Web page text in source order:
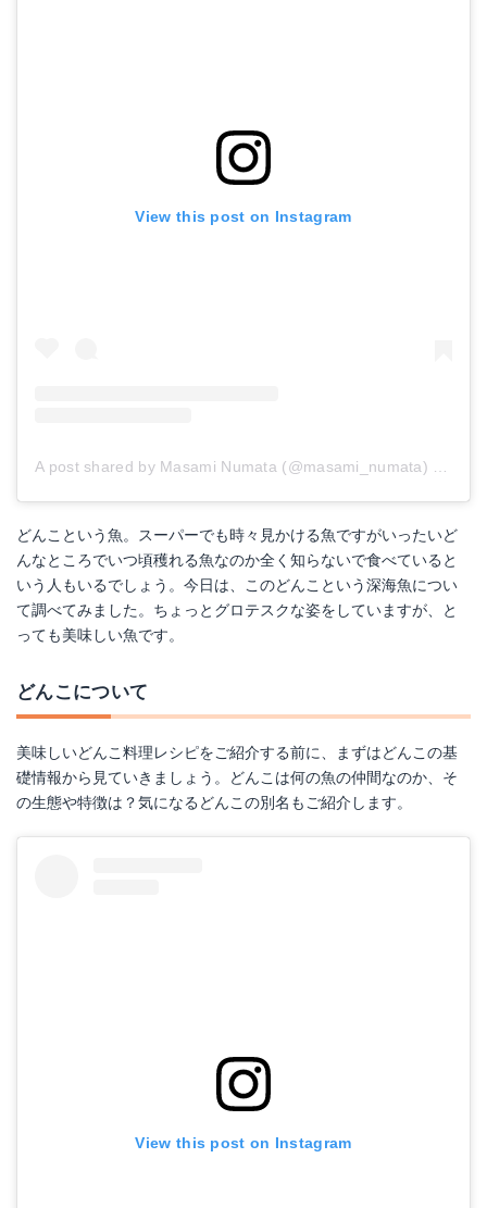
View this post on Instagram
A post shared by Masami Numata (@masami_numata)
どんこという魚。スーパーでも時々見かける魚ですがいったいど
んなところでいつ頃穫れる魚なのか全く知らないで食べていると
いう人もいるでしょう。今日は、このどんこという深海魚につい
て調べてみました。ちょっとグロテスクな姿をしていますが、と
っても美味しい魚です。
どんこについて
美味しいどんこ料理レシピをご紹介する前に、まずはどんこの基
礎情報から見ていきましょう。どんこは何の魚の仲間なのか、そ
の生態や特徴は？気になるどんこの別名もご紹介します。
View this post on Instagram